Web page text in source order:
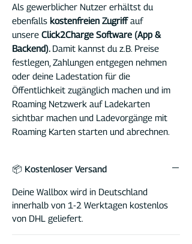
Als gewerblicher Nutzer erhältst du
ebenfalls kostenfreien Zugriffauf
unsere Click2Charge Software (App &
Backend). Damit kannst du z.B. Preise
festlegen, Zahlungen entgegen nehmen
oder deine Ladestation für die
Öffentlichkeit zugänglich machen und im
Roaming Netzwerk auf Ladekarten
sichtbar machen und Ladevorgänge mit
Roaming Karten starten und abrechnen.
📦 Kostenloser Versand
Deine Wallbox wird in Deutschland
innerhalb von 1-2 Werktagen kostenlos
von DHL geliefert.